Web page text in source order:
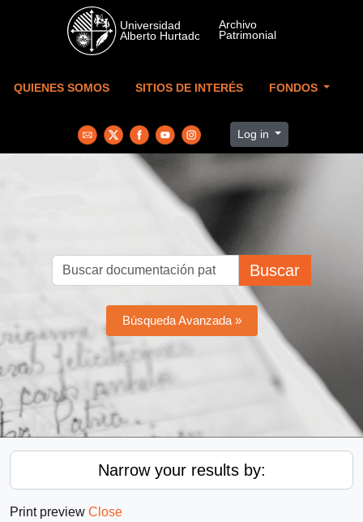
Skip to main content
QUIENES SOMOS SITIOS DE INTERÉS FONDOS
Log in
Buscar
Búsqueda Avanzada »
Narrow your results by:
Print preview Close